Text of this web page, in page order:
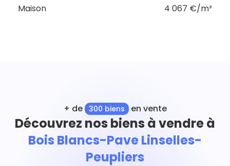
Maison 4 067 €/m²
+ de 300 biens en vente
Découvrez nos biens à vendre à
Bois Blancs-Pave Linselles-
Peupliers